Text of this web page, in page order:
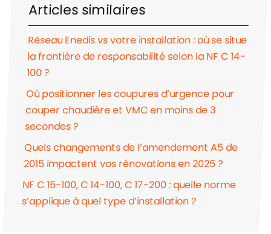
Articles similaires
Réseau Enedis vs votre installation : où se situe
la frontière de responsabilité selon la NF C 14-
100 ?
Où positionner les coupures d’urgence pour
couper chaudière et VMC en moins de 3
secondes ?
Quels changements de l’amendement A5 de
2015 impactent vos rénovations en 2025 ?
NF C 15-100, C 14-100, C 17-200 : quelle norme
s’applique à quel type d’installation ?